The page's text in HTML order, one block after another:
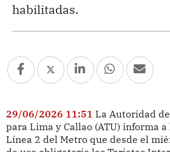
habilitadas.
29/06/2026 11:51 La Autoridad
para Lima y Callao (ATU) informa
Línea 2 del Metro que desde el